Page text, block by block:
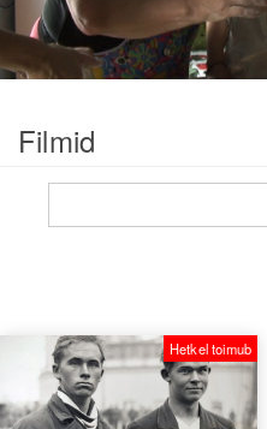
Filmid
Hetkel toimub